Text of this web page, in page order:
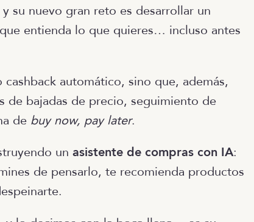
y su nuevo gran reto es desarrollar un
entienda lo que quieres… incluso antes
automático, sino que, además,
de bajadas de precio, seguimiento de
de buy now, pay later.
un asistente de compras con IA:
de pensarlo, te recomienda productos